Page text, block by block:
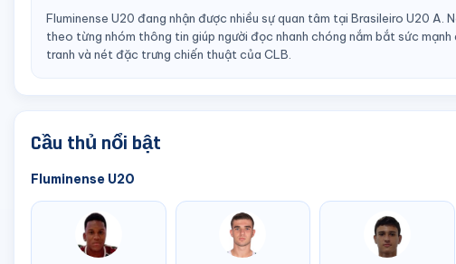
Fluminense U20 đang nhận được nhiều sự quan tâm tại Brasileiro U20 A.
theo từng nhóm thông tin giúp người đọc nhanh chóng nắm bắt sức mạnh
tranh và nét đặc trưng chiến thuật của CLB.
Cầu thủ nổi bật
Fluminense U20